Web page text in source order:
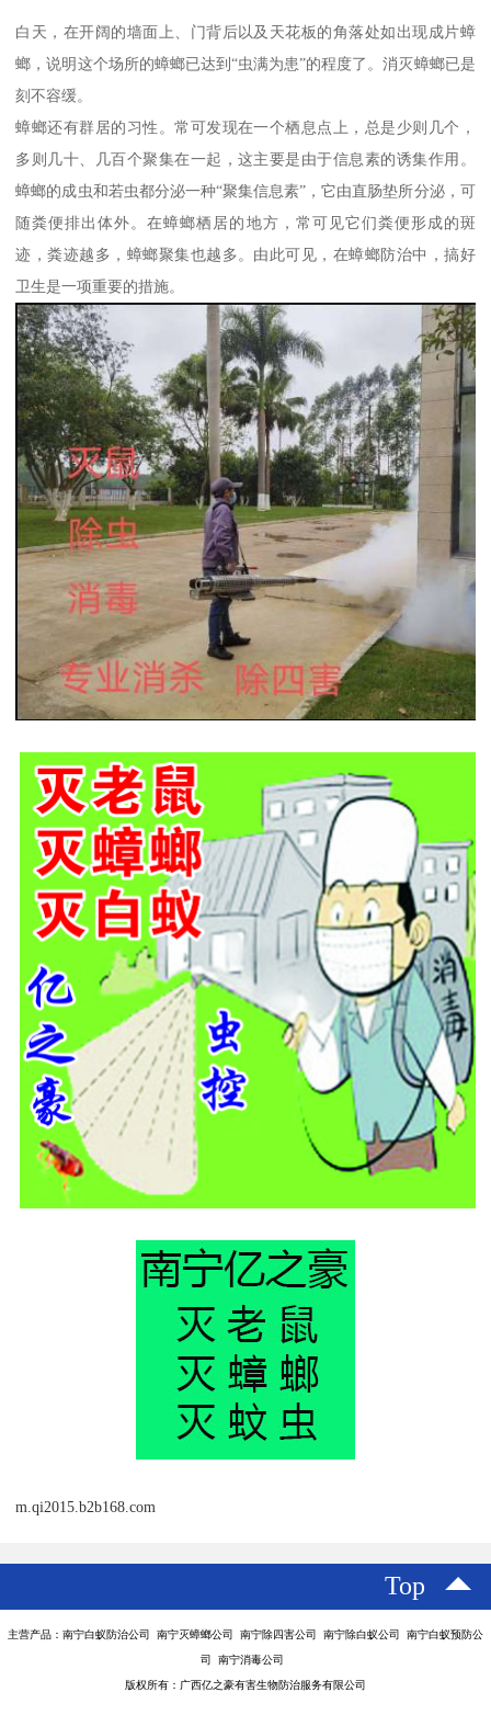
白天，在开阔的墙面上、门背后以及天花板的角落处如出现成片蟑
螂，说明这个场所的蟑螂已达到“虫满为患”的程度了。消灭蟑螂已是
刻不容缓。
蟑螂还有群居的习性。常可发现在一个栖息点上，总是少则几个，
多则几十、几百个聚集在一起，这主要是由于信息素的诱集作用。
蟑螂的成虫和若虫都分泌一种“聚集信息素”，它由直肠垫所分泌，可
随粪便排出体外。在蟑螂栖居的地方，常可见它们粪便形成的斑
迹，粪迹越多，蟑螂聚集也越多。由此可见，在蟑螂防治中，搞好
卫生是一项重要的措施。
m.qi2015.b2b168.com
Top
主营产品：南宁白蚁防治公司 南宁灭蟑螂公司 南宁除四害公司 南宁除白蚁公司 南宁白蚁预防公
司 南宁消毒公司
版权所有：广西亿之豪有害生物防治服务有限公司